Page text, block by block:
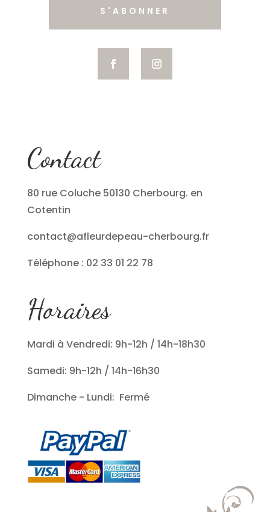
S'ABONNER
Contact
80 rue Coluche 50130 Cherbourg. en
Cotentin
contact@afleurdepeau-cherbourg.fr
Téléphone : 02 33 01 22 78
Horaires
Mardi à Vendredi: 9h-12h / 14h-18h30
Samedi: 9h-12h / 14h-16h30
Dimanche - Lundi: Fermé